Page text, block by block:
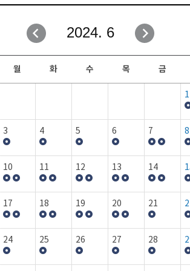
취업성공지원과
창업지원·교육센터
현장실습/IPP사업단
커뮤니티
자유게시판
일정안내
보도자료
행사갤러리
2024. 6
월 화 수 목 금
1
3 4 5 6 7 8
10 11 12 13 14
17 18 19 20 21
24 25 26 27 28